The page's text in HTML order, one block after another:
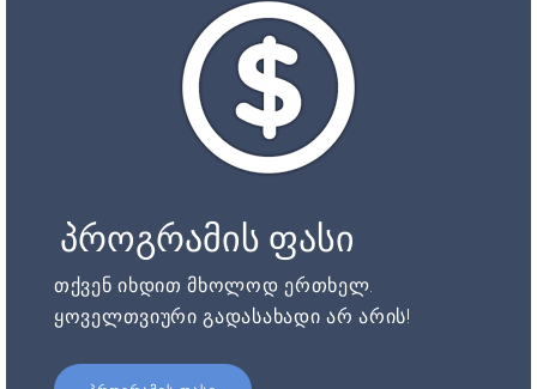
პროგრამის ფასი
თქვენ იხდით მხოლოდ ერთხელ.
ყოველთვიური გადასახადი არ არის!